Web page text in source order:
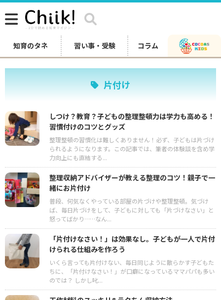
知育のタネ 習い事・受験 コラム
片付け
しつけ？教育？子どもの整理整頓力は学力も高める！
習慣付けのコツとグッズ
整理整頓の習慣化は難しくありません！必ず、子どもは片づけ
られるようになります。この記事では、筆者の体験談を含め学
力向上にも直結する...
整理収納アドバイザーが教える整理のコツ！親子で一
緒にお片付け
普段、何気なくやっている部屋の片づけや整理整頓。気づけ
ば、毎日片づけをして、子どもに対しても「片づけなさい」と
怒ってばかり……なん...
「片付けなさい！」は効果なし。子どもが一人で片付
けられる仕組みを作ろう
いくら言っても片付けない、毎日同じように散らかす子どもた
ちに、「片付けなさい！」が口癖になっているママパパも多い
のでは？ しかし叱...